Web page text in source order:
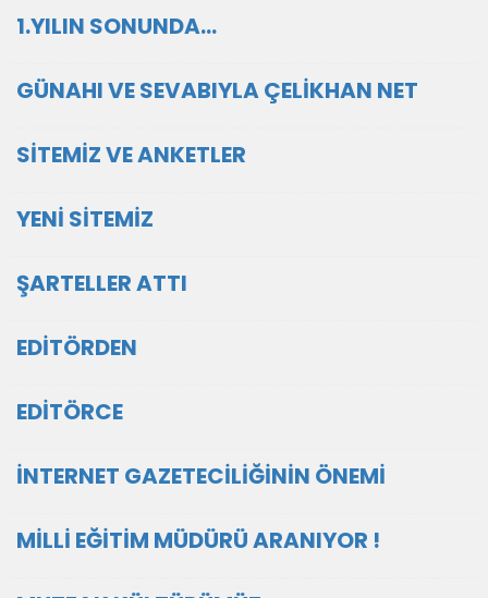
1.YILIN SONUNDA...
GÜNAHI VE SEVABIYLA ÇELİKHAN NET
SİTEMİZ VE ANKETLER
YENİ SİTEMİZ
ŞARTELLER ATTI
EDİTÖRDEN
EDİTÖRCE
İNTERNET GAZETECİLİĞİNİN ÖNEMİ
MİLLİ EĞİTİM MÜDÜRÜ ARANIYOR !